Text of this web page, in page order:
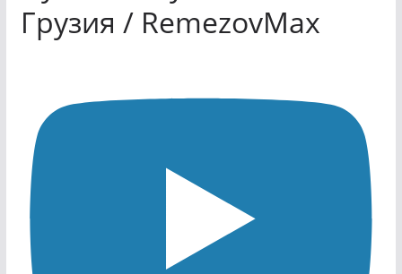
Грузия / RemezovMax